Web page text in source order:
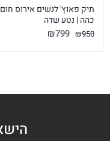
תיק פאוץ' לנשים אירוס חום
כהה | נטע שדה
₪950
המחיר
₪799